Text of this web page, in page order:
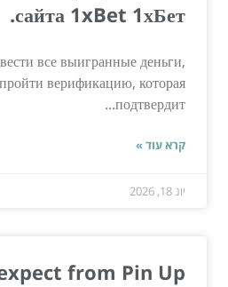
сайта 1xBet 1хБет.
все выигранные деньги,
верификацию, которая
подтвердит...
קרא עוד »
יונ 18, 2026
from Pin Up